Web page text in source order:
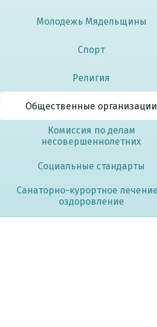
Молодежь Мядельщины
Спорт
Религия
Общественные организации
Комиссия по делам
несовершеннолетних
Социальные стандарты
Санаторно-курортное
оздоровление